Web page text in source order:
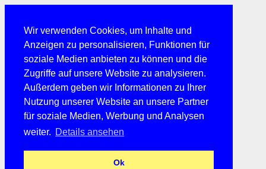
Wir verwenden Cookies, um Inhalte und
Anzeigen zu personalisieren, Funktionen für
soziale Medien anbieten zu können und die
Zugriffe auf unsere Website zu analysieren.
Außerdem geben wir Informationen zu Ihrer
Nutzung unserer Website an unsere Partner
für soziale Medien, Werbung und Analysen
weiter. Details ansehen
Ok